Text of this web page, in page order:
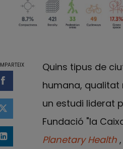
Compartir a Facebook
Compartir a Twitter
Comparteix a LinkedIn
Quins tipus de
humana, qualitat
un estudi liderat
Fundació "la
Planetary Health